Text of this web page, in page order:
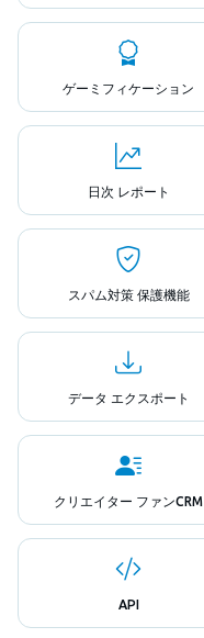
ゲーミフィケーション
日次 レポート
スパム対策 保護機能
データ エクスポート
クリエイター ファンCRM
API